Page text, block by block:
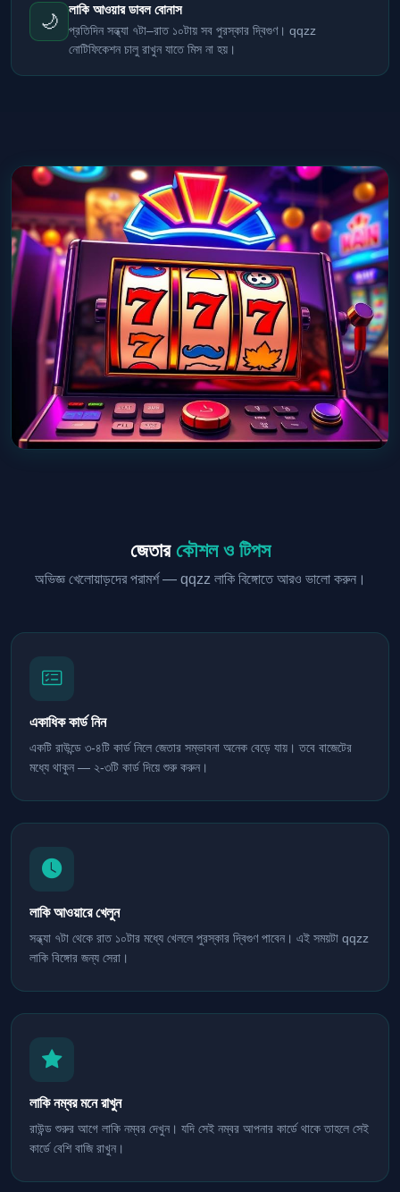
🌙
লাকি আওয়ার ডাবল বোনাস
প্রতিদিন সন্ধ্যা ৭টা–রাত ১০টায় সব পুরস্কার দ্বিগুণ। qqzz
নোটিফিকেশন চালু রাখুন যাতে মিস না হয়।
জেতার কৌশল ও টিপস
অভিজ্ঞ খেলোয়াড়দের পরামর্শ — qqzz লাকি বিঙ্গোতে আরও ভালো করুন।
একাধিক কার্ড নিন
একটি রাউন্ডে ৩-৪টি কার্ড নিলে জেতার সম্ভাবনা অনেক বেড়ে যায়। তবে বাজেটের
মধ্যে থাকুন — ২-৩টি কার্ড দিয়ে শুরু করুন।
লাকি আওয়ারে খেলুন
সন্ধ্যা ৭টা থেকে রাত ১০টার মধ্যে খেললে পুরস্কার দ্বিগুণ পাবেন। এই সময়টা qqzz
লাকি বিঙ্গোর জন্য সেরা।
লাকি নম্বর মনে রাখুন
রাউন্ড শুরুর আগে লাকি নম্বর দেখুন। যদি সেই নম্বর আপনার কার্ডে থাকে তাহলে সেই
কার্ডে বেশি বাজি রাখুন।